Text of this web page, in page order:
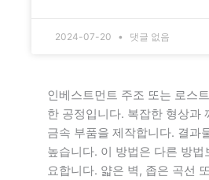
2024-07-20 댓글 없음
인베스트먼트 주조 또는 로스
한 공정입니다. 복잡한 형상과
금속 부품을 제작합니다. 결과
높습니다. 이 방법은 다른 방법
요합니다. 얇은 벽, 좁은 곡선